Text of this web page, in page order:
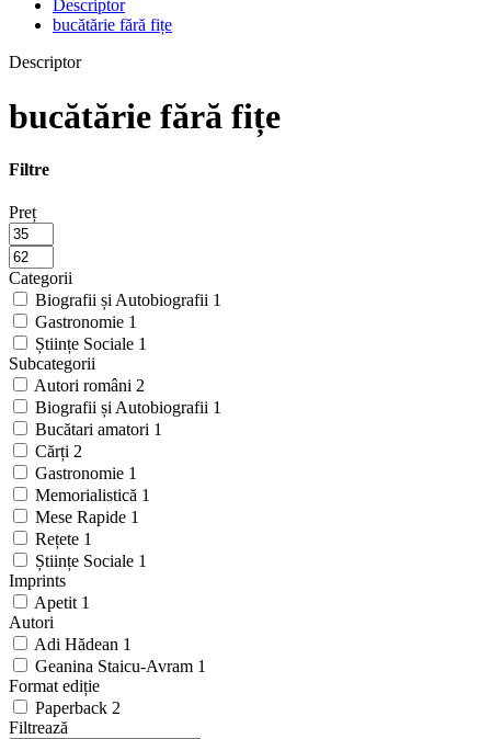
Descriptor
bucătărie fără fițe
Descriptor
bucătărie fără fițe
Filtre
Preț
Categorii
Biografii și Autobiografii 1
Gastronomie 1
Științe Sociale 1
Subcategorii
Autori români 2
Biografii și Autobiografii 1
Bucătari amatori 1
Cărți 2
Gastronomie 1
Memorialistică 1
Mese Rapide 1
Rețete 1
Științe Sociale 1
Imprints
Apetit 1
Autori
Adi Hădean 1
Geanina Staicu-Avram 1
Format ediție
Paperback 2
Filtrează